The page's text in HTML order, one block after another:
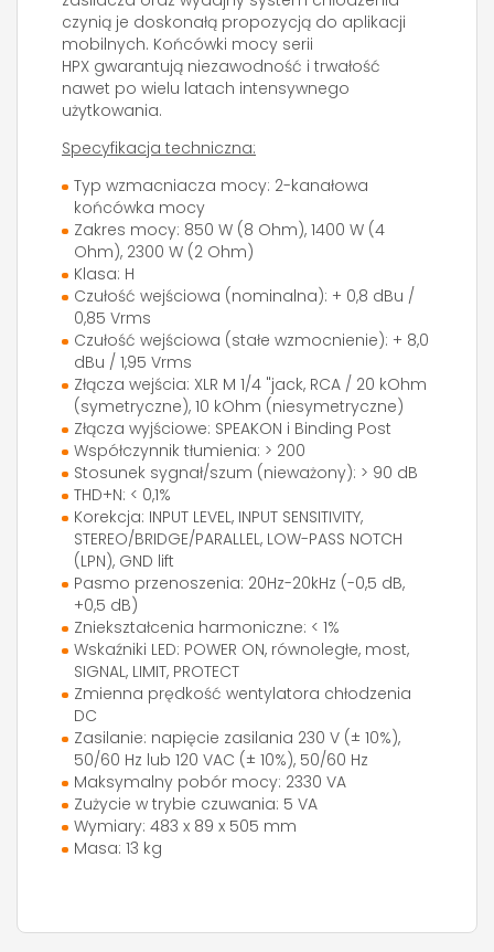
czynią je doskonałą propozycją do aplikacji
mobilnych. Końcówki mocy serii
HPX gwarantują niezawodność i trwałość
nawet po wielu latach intensywnego
użytkowania.
Specyfikacja techniczna:
Typ wzmacniacza mocy: 2-kanałowa
końcówka mocy
Zakres mocy: 850 W (8 Ohm), 1400 W (4
Ohm), 2300 W (2 Ohm)
Klasa: H
Czułość wejściowa (nominalna): + 0,8 dBu /
0,85 Vrms
Czułość wejściowa (stałe wzmocnienie): + 8,0
dBu / 1,95 Vrms
Złącza wejścia: XLR M 1/4 "jack, RCA / 20 kOhm
(symetryczne), 10 kOhm (niesymetryczne)
Złącza wyjściowe: SPEAKON i Binding Post
Współczynnik tłumienia: > 200
Stosunek sygnał/szum (nieważony): > 90 dB
THD+N: < 0,1%
Korekcja: INPUT LEVEL, INPUT SENSITIVITY,
STEREO/BRIDGE/PARALLEL, LOW-PASS NOTCH
(LPN), GND lift
Pasmo przenoszenia: 20Hz-20kHz (-0,5 dB,
+0,5 dB)
Zniekształcenia harmoniczne: < 1%
Wskaźniki LED: POWER ON, równoległe, most,
SIGNAL, LIMIT, PROTECT
Zmienna prędkość wentylatora chłodzenia
DC
Zasilanie: napięcie zasilania 230 V (± 10%),
50/60 Hz lub 120 VAC (± 10%), 50/60 Hz
Maksymalny pobór mocy: 2330 VA
Zużycie w trybie czuwania: 5 VA
Wymiary: 483 x 89 x 505 mm
Masa: 13 kg